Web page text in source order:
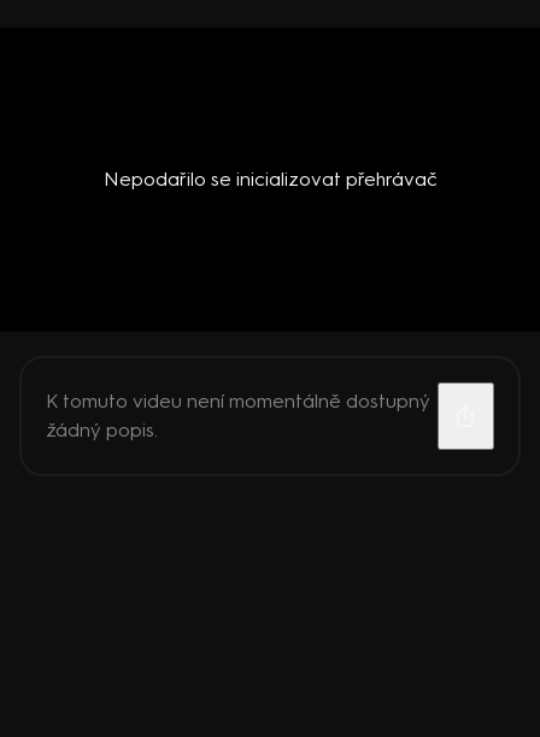
Nepodařilo se inicializovat přehrávač
K tomuto videu není momentálně dostupný
žádný popis.